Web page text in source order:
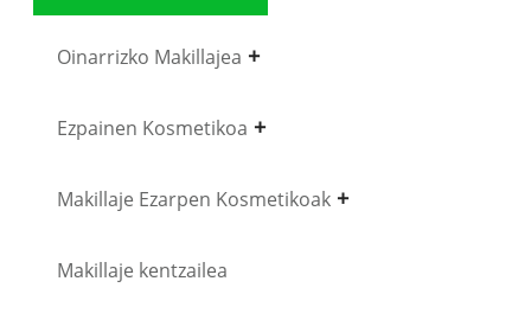
Oinarrizko Makillajea
Ezpainen Kosmetikoa
Makillaje Ezarpen Kosmetikoak
Makillaje kentzailea